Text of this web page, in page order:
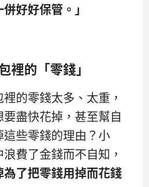
併好好保管。」
裡的「零錢」
的零錢太多、太重，
盡快花掉，甚至幫自
些零錢的理由？小
費了金錢而不自知，
為了把零錢用掉而花錢